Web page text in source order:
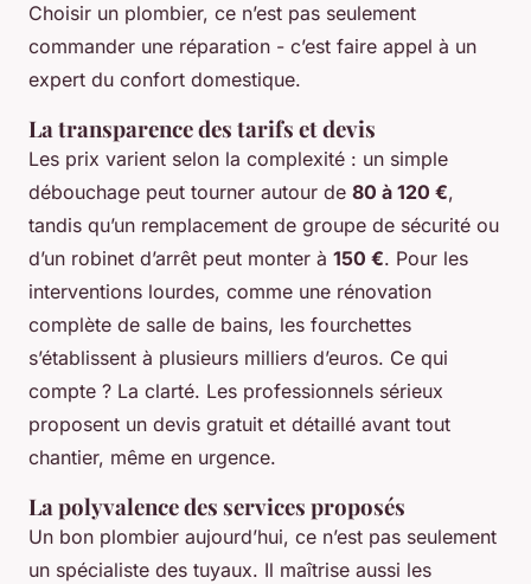
Choisir un plombier, ce n’est pas seulement
commander une réparation - c’est faire appel à un
expert du confort domestique.
La transparence des tarifs et devis
Les prix varient selon la complexité : un simple
débouchage peut tourner autour de 80 à 120 €,
tandis qu’un remplacement de groupe de sécurité ou
d’un robinet d’arrêt peut monter à 150 €. Pour les
interventions lourdes, comme une rénovation
complète de salle de bains, les fourchettes
s’établissent à plusieurs milliers d’euros. Ce qui
compte ? La clarté. Les professionnels sérieux
proposent un devis gratuit et détaillé avant tout
chantier, même en urgence.
La polyvalence des services proposés
Un bon plombier aujourd’hui, ce n’est pas seulement
un spécialiste des tuyaux. Il maîtrise aussi les